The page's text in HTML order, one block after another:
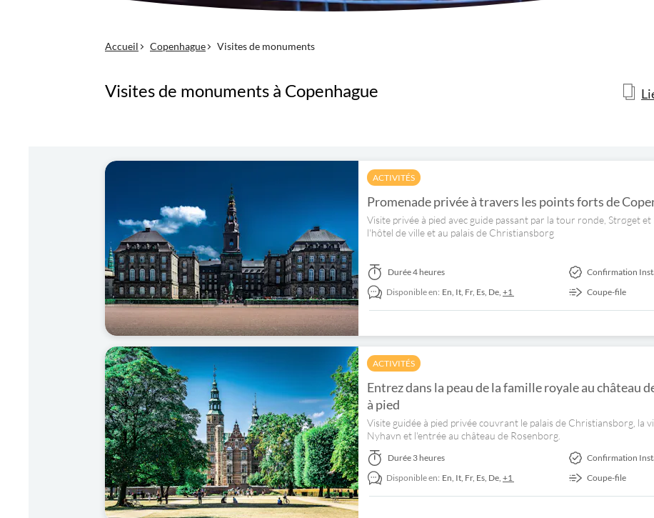
Accueil Copenhague Visites de monuments
Visites de monuments à Copenhague
ACTIVITÉS
Promenade privée à travers les points forts de
Visite privée à pied avec guide passant par la tour ronde, Strøget
l'hôtel de ville et au palais de Christiansborg
Durée4 heures
Disponible en: En, It, Fr, Es, De, +1
Confirmation
Coupe-file
ACTIVITÉS
Entrez dans la peau de la famille royale au château
à pied
Visite guidée à pied privée couvrant le palais de Christiansborg, la
Nyhavn et l'entrée au château de Rosenborg.
Durée 3 heures
Disponible en: En, It, Fr, Es, De, +1
Confirmation
Coupe-file